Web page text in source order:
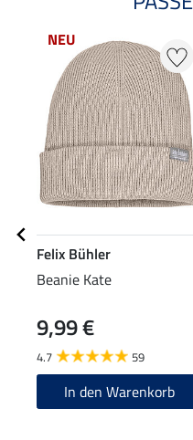
NEU
Felix Bühler
Beanie Kate
9,99 €
4.7 59
In den Warenkorb